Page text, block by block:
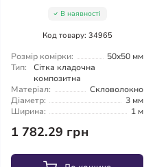
В наявності
Код товару: 34965
Розмір комірки:
50x50 мм
Тип:
Сітка кладочна
композитна
Матеріал:
Скловолокно
Діаметр:
3 мм
Ширина:
1 м
1 782.29 грн